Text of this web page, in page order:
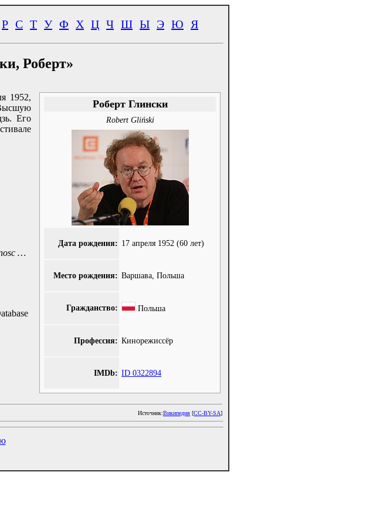
Р С Т У Ф Х Ц Ч Ш Ы Э Ю Я
Роберт»
Роберт Глински
Robert Gliński
Дата рождения: 17 апреля 1952 (60 лет)
Место рождения: Варшава, Польша
Гражданство: Польша
Профессия: Кинорежиссёр
IMDb: ID 0322894
1952,
Его
…
Источник:Википедия [CC-BY-SA]